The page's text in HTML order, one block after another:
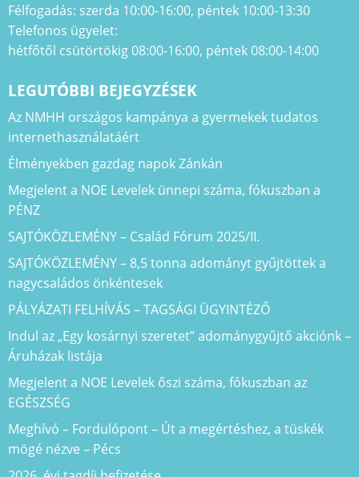
Félfogadás: szerda 10:00-16:00, péntek 10:00-13:30
Telefonos ügyelet:
hétfőtől csütörtökig 08:00-16:00, péntek 08:00-14:00
LEGUTÓBBI BEJEGYZÉSEK
Az NMHH országos kampánya a gyermekek tudatos
internethasználatáért
Élményekben gazdag napok Zánkán
Megjelent a NOE Levelek ünnepi száma, fókuszban a
PÉNZ
SAJTÓKÖZLEMÉNY – Család Fórum 2025/II.
SAJTÓKÖZLEMÉNY – 8,5 tonna adományt gyűjtöttek a
nagycsaládos önkéntesek
PÁLYÁZATI FELHÍVÁS – TAGSÁGI ÜGYINTÉZŐ
Indul az „Egy kosárnyi szeretet” adománygyűjtő akciónk –
Áruházak listája
Megjelent a NOE Levelek őszi száma, fókuszban az
EGÉSZSÉG
Meghívó – Fordulópont – Út a megértéshez, a tüskék
mögé nézve – Pécs